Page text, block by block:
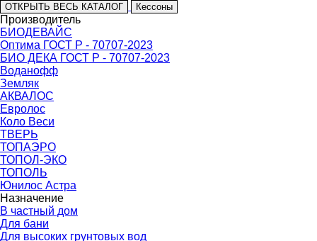
ОТКРЫТЬ ВЕСЬ КАТАЛОГ Кессоны
Производитель
БИОДЕВАЙС
Оптима ГОСТ Р - 70707-2023
БИО ДЕКА ГОСТ Р - 70707-2023
Воданофф
Земляк
АКВАЛОС
Евролос
Коло Веси
ТВЕРЬ
ТОПАЭРО
ТОПОЛ-ЭКО
ТОПОЛЬ
Юнилос Астра
Назначение
В частный дом
Для бани
Для высоких грунтовых вод